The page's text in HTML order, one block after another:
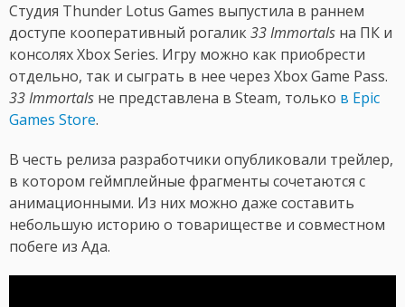
Студия Thunder Lotus Games выпустила в раннем
доступе кооперативный рогалик33 Immortals на ПК и
консолях Xbox Series. Игру можно как приобрести
отдельно, так и сыграть в нее через Xbox Game Pass.
33 Immortals не представлена в Steam, только в Epic
Games Store.
В честь релиза разработчики опубликовали трейлер,
в котором геймплейные фрагменты сочетаются с
анимационными. Из них можно даже составить
небольшую историю о товариществе и совместном
побеге из Ада.